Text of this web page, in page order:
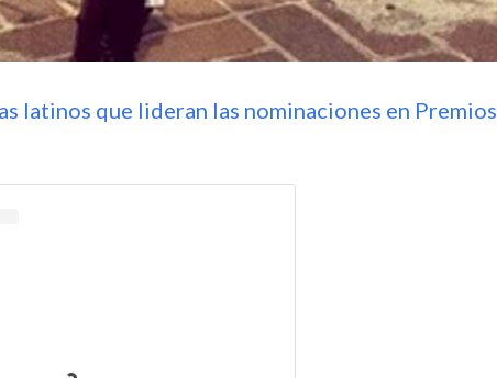
latinos que lideran las nominaciones en Premios